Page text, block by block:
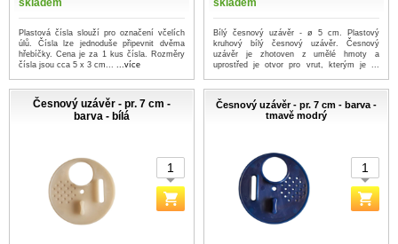
skladem
Plastová čísla slouží pro označení včelích
úlů. Čísla lze jednoduše připevnit dvěma
hřebíčky. Cena je za 1 kus čísla. Rozměry
čísla jsou cca 5 x 3 cm... ...více
skladem
Bílý česnový uzávěr - ø 5 cm. Plastový
kruhový bílý česnový uzávěr. Česnový
uzávěr je zhotoven z umělé hmoty a
uprostřed je otvor pro vrut, kterým je ...
Česnový uzávěr - pr. 7 cm -
barva - bílá
Česnový uzávěr - pr. 7 cm - barva -
tmavě modrý